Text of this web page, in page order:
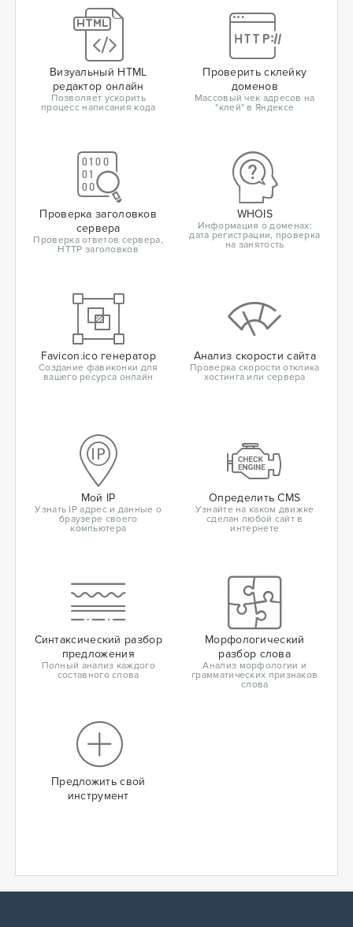
Визуальный HTML
редактор онлайн
Позволяет ускорить
процесс написания кода
Проверить склейку
доменов
Массовый чек адресов на
"клей" в Яндексе
Проверка заголовков
сервера
Проверка ответов сервера,
HTTP заголовков
WHOIS
Информация о доменах:
дата регистрации, проверка
на занятость
Favicon.ico генератор
Создание фавиконки для
вашего ресурса онлайн
Анализ скорости сайта
Проверка скорости отклика
хостинга или сервера
Мой IP
Узнать IP адрес и данные о
браузере своего
компьютера
Определить CMS
Узнайте на каком движке
сделан любой сайт в
интернете
Синтаксический разбор
предложения
Полный анализ каждого
составного слова
Морфологический
разбор слова
Анализ морфологии и
грамматических признаков
слова
Предложить свой
инструмент